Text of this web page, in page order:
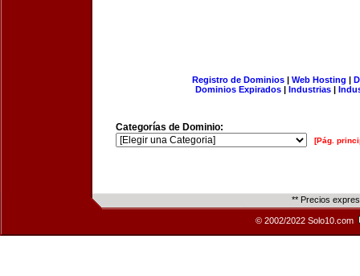
Registro de Dominios| Web Hosting |
Dominios Expirados | Industrias |
Categorías de Dominio:
[Pág.
** Precios
© 2002/2022 Solo10.com